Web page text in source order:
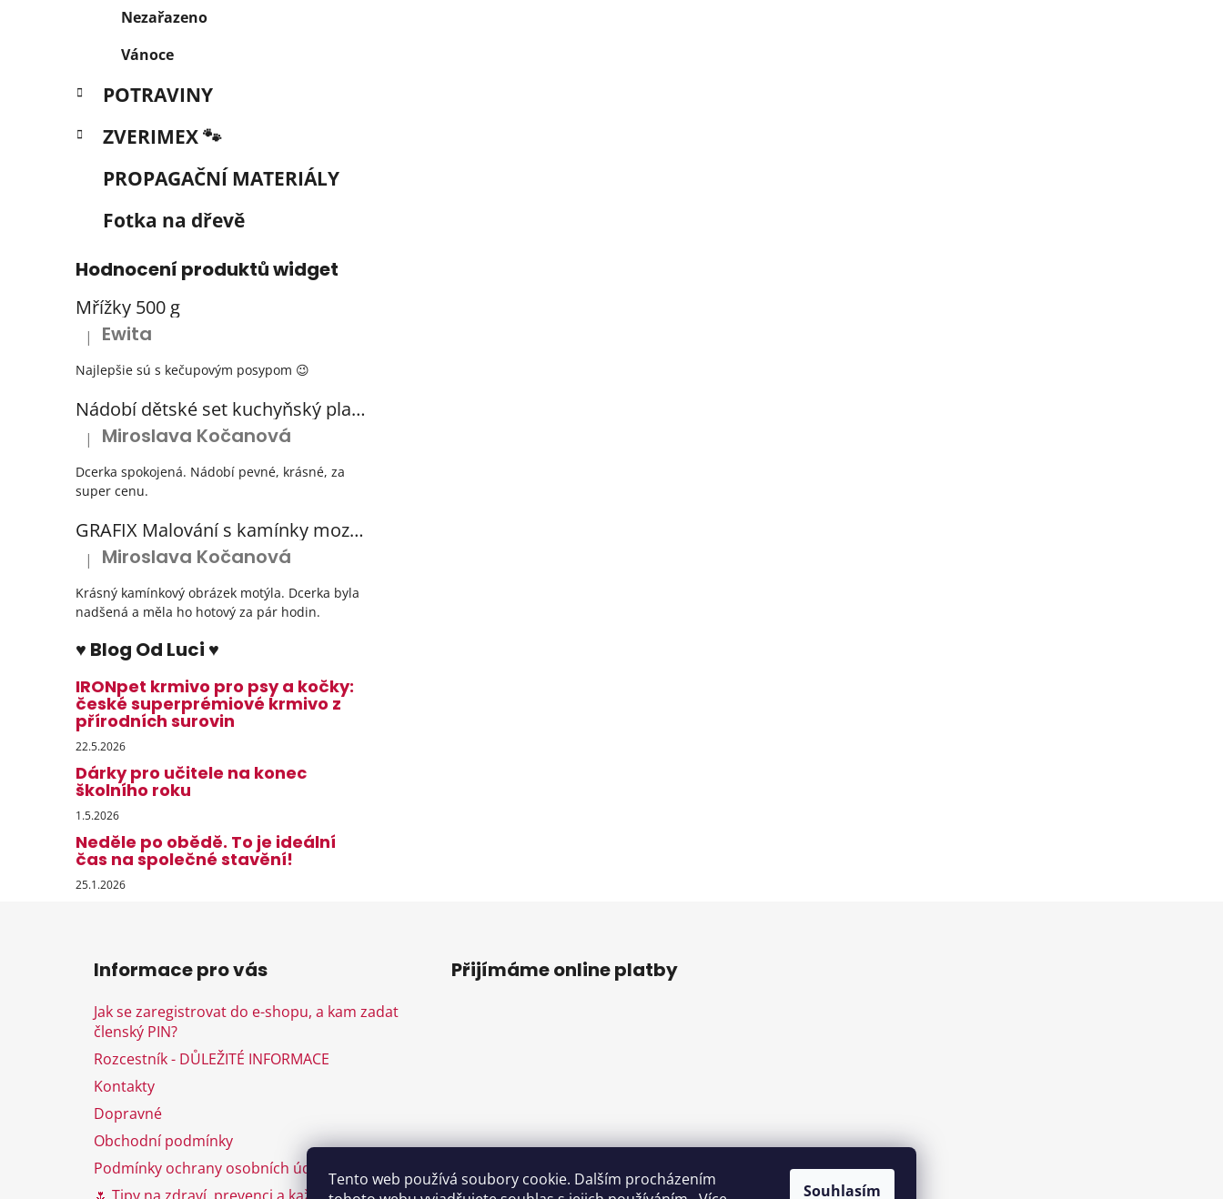
Tento web používá soubory cookie. Dalším procházením
Souhlasím
Nezařazeno
Vánoce
POTRAVINY
ZVERIMEX 🐾
PROPAGAČNÍ MATERIÁLY
Fotka na dřevě
Hodnocení produktů widget
Mřížky 500 g
Hodnocení produktu je 5 z 5 hvězdiček.
| Ewita
Najlepšie sú s kečupovým posypom 😉
Nádobí dětské set kuchyňský plastový s odkapávačem 3 barvy
Hodnocení produktu je 5 z 5 hvězdiček.
| Miroslava Kočanová
Dcerka spokojená. Nádobí pevné, krásné, za
super cenu.
GRAFIX Malování s kamínky mozaika diamantový obrázek 3 druhy
Hodnocení produktu je 5 z 5 hvězdiček.
| Miroslava Kočanová
Krásný kamínkový obrázek motýla. Dcerka byla
nadšená a měla ho hotový za pár hodin.
♥ Blog Od Luci ♥
IRONpet krmivo pro psy a kočky:
české superprémiové krmivo z
přírodních surovin
22.5.2026
Dárky pro učitele na konec
školního roku
1.5.2026
Neděle po obědě. To je ideální
čas na společné stavění!
25.1.2026
Informace pro vás
Jak se zaregistrovat do e-shopu, a kam zadat
členský PIN?
Rozcestník - DŮLEŽITÉ INFORMACE
Kontakty
Dopravné
Obchodní podmínky
Podmínky ochrany osobních údajů
Přijímáme online platby